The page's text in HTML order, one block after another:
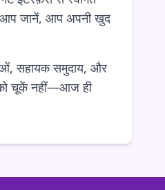
आप जानें, आप अपनी खुद
सहायक समुदाय, और
को चूकें नहीं—आज ही